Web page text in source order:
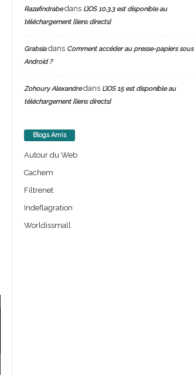
Razafindrabedans L’iOS 10.3.3 est disponible au
téléchargement [liens directs]
Grabsiadans Comment accéder au presse-papiers sous
Android ?
Zohoury Alexandredans L’iOS 15 est disponible au
téléchargement [liens directs]
Blogs Amis
Autour du Web
Cachem
Filtrenet
Indeflagration
Worldissmall